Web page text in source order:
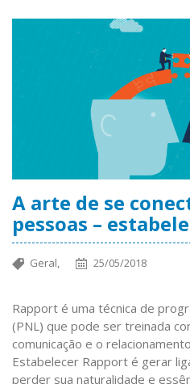
A arte de se
pessoas –
Geral, 25/05/2018
Rapport é uma técnica de
(PNL) que pode ser treinada
comunicação e o
Estabelecer Rapport é gerar
perder sua naturalidade e